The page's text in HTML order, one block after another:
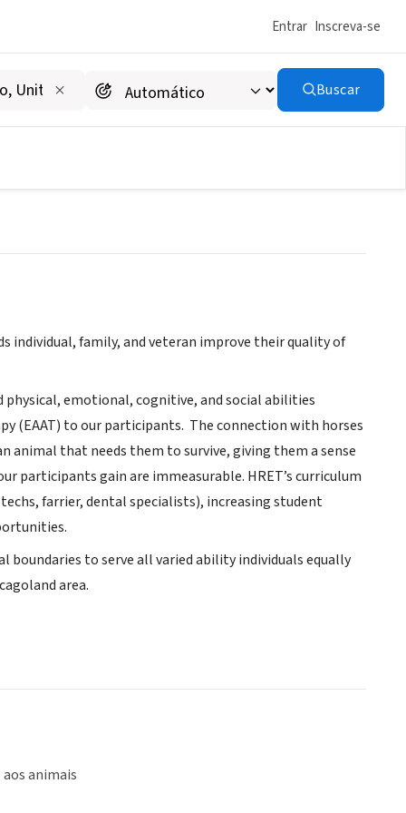
Entrar Inscreva-se
Buscar
individual, family, and veteran improve their quality of
emotional, cognitive, and social abilities
(EAAT) to our participants. The connection with horses
that needs them to survive, giving them a sense
participants gain are immeasurable. HRET’s curriculum
farrier, dental specialists), increasing student
boundaries to serve all varied ability individuals equally
area.
animais